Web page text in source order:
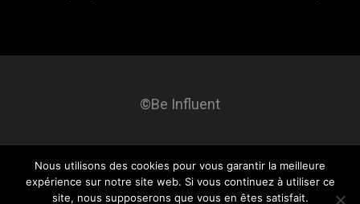
©Be Influent
Be influent A propos Blog Contact Mentions légales
Nous utilisons des cookies pour vous garantir la meilleure
expérience sur notre site web. Si vous continuez à utiliser ce
site, nous supposerons que vous en êtes satisfait.